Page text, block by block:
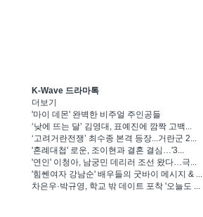
K-Wave 드라마톡
더보기
'마이 데몬' 완벽한 비주얼 주인공들
‘낮에 뜨는 달’ 김영대, 표예진에 깜짝 고백...
‘고려거란전쟁’ 최수종 본격 등장...거란군 2...
'혼례대첩' 로운, 조이현과 결혼 결심…'3...
'연인' 이청아, 남궁민 데리러 조선 왔다…극...
'힘쎈여자 강남순' 배우들의 굿바이 메시지 & ...
차은우·박규영, 학교 밖 데이트 포착 '오늘도 ...